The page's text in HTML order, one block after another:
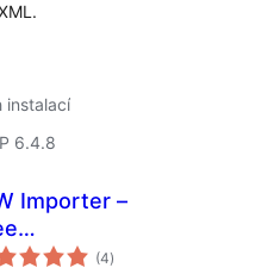
instalací
6.4.8
Importer –
Blogspot
(4celkové
hodnocení
)